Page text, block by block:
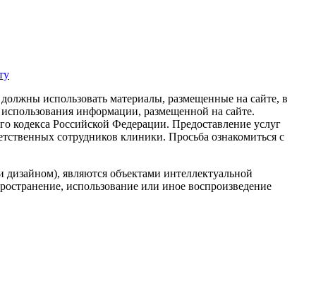
использовать материалы, размещенные на сайте, в
информации, размещенной на сайте.
кодекса Российской Федерации. Предоставление услуг
сотрудников клиники. Просьба ознакомиться с
являются объектами интеллектуальной
использование или иное воспроизведение